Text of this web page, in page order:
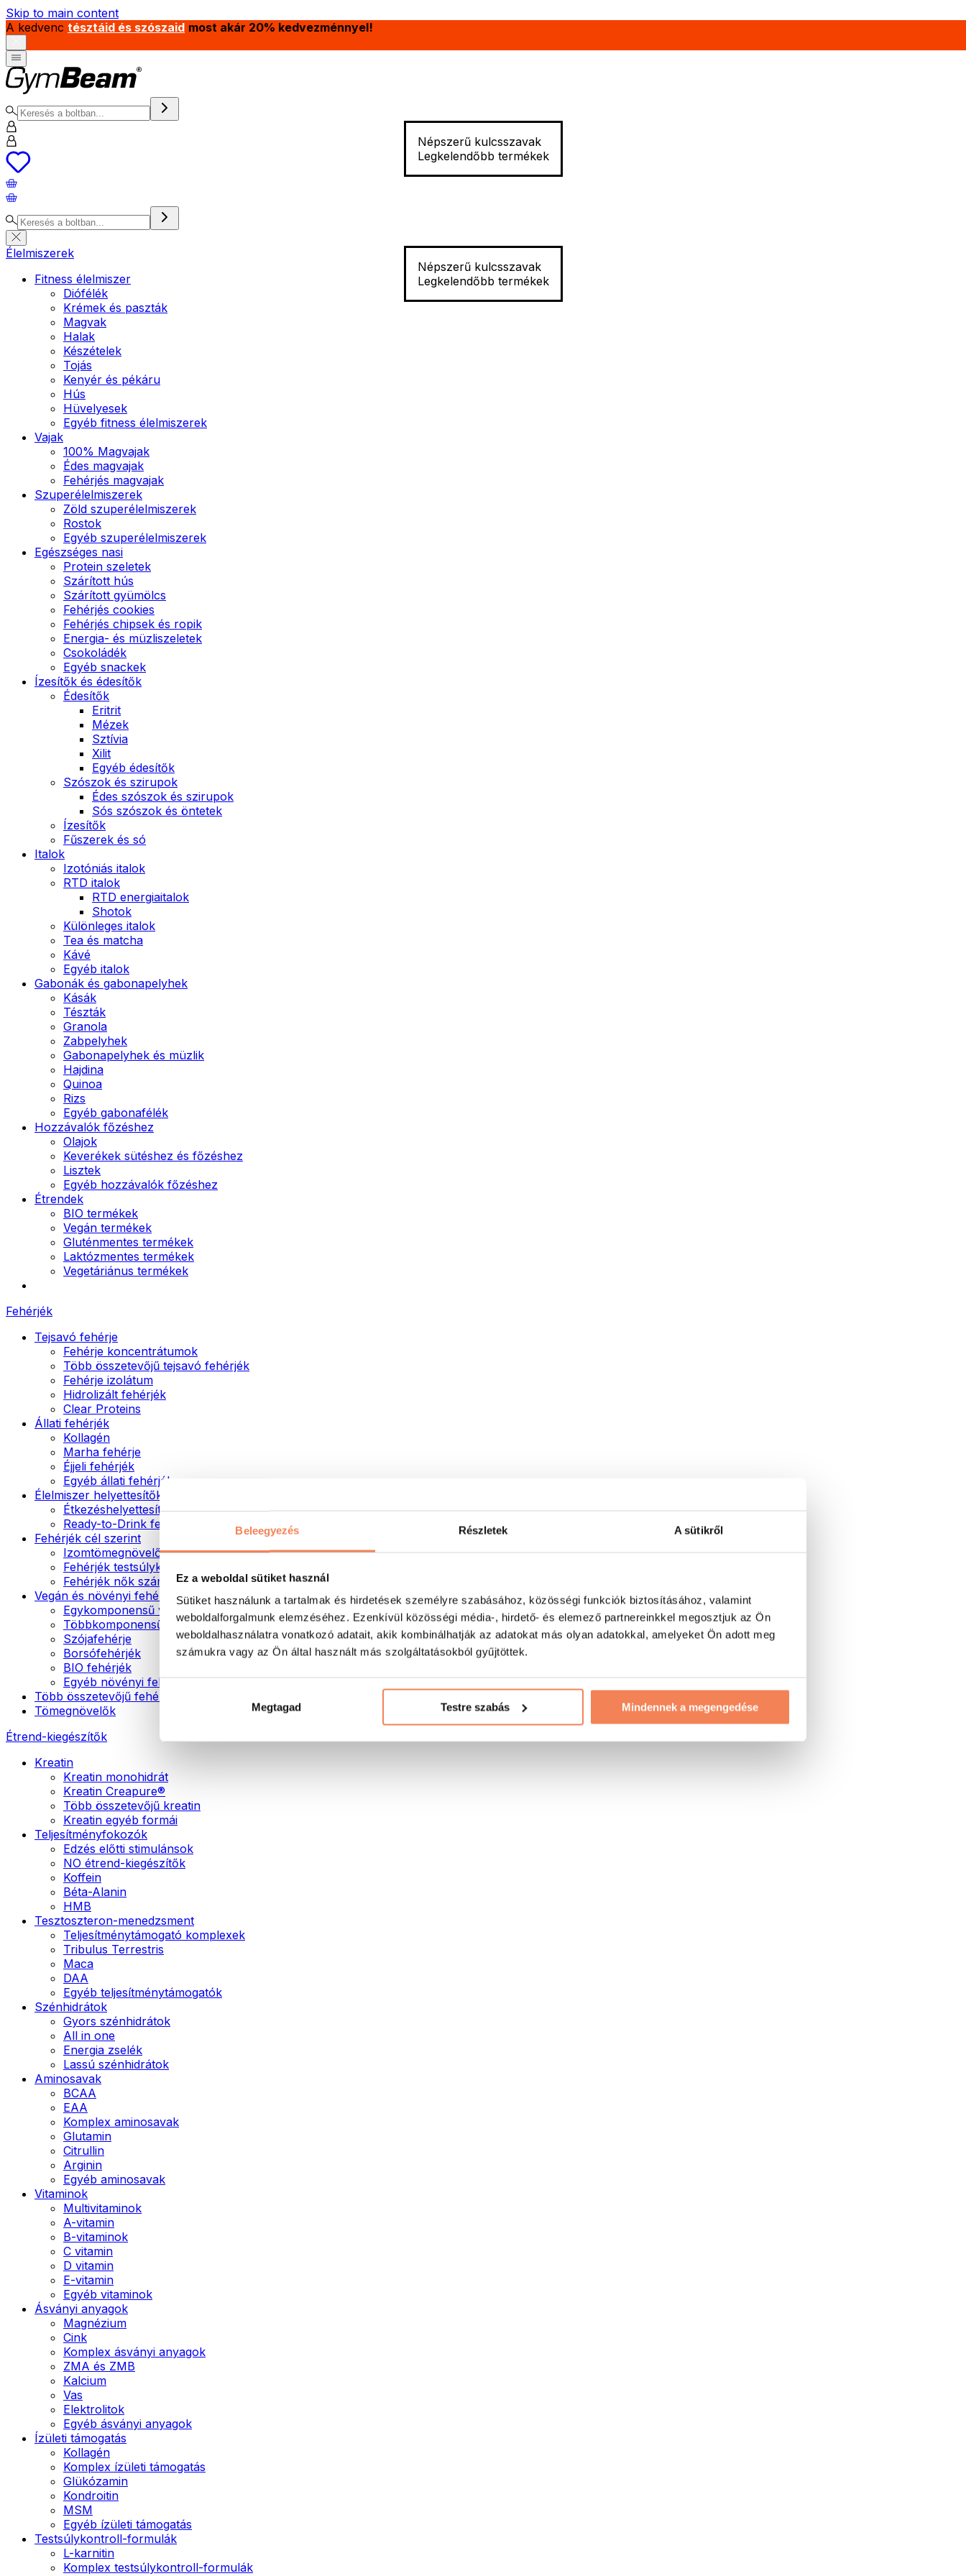
Beleegyezés Részletek A sütikről
Ez a weboldal sütiket használ
Sütiket használunk a tartalmak és hirdetések személyre szabásához, közösségi funkciók biztosításához, valamint
weboldalforgalmunk elemzéséhez. Ezenkívül közösségi média-, hirdető- és elemező partnereinkkel megosztjuk az Ön
weboldalhasználatra vonatkozó adatait, akik kombinálhatják az adatokat más olyan adatokkal, amelyeket Ön adott meg
számukra vagy az Ön által használt más szolgáltatásokból gyűjtöttek.
Megtagad Testre szabás Mindennek a megengedése
Skip to main content
A kedvenc tésztáid és szószaid most akár 20% kedvezménnyel!
Népszerű kulcsszavak
Legkelendőbb termékek
Népszerű kulcsszavak
Legkelendőbb termékek
Élelmiszerek
Fitness élelmiszer
Diófélék
Krémek és paszták
Magvak
Halak
Készételek
Tojás
Kenyér és pékáru
Hús
Hüvelyesek
Egyéb fitness élelmiszerek
Vajak
100% Magvajak
Édes magvajak
Fehérjés magvajak
Szuperélelmiszerek
Zöld szuperélelmiszerek
Rostok
Egyéb szuperélelmiszerek
Egészséges nasi
Protein szeletek
Szárított hús
Szárított gyümölcs
Fehérjés cookies
Fehérjés chipsek és ropik
Energia- és müzliszeletek
Csokoládék
Egyéb snackek
Ízesítők és édesítők
Édesítők
Eritrit
Mézek
Sztívia
Xilit
Egyéb édesítők
Szószok és szirupok
Édes szószok és szirupok
Sós szószok és öntetek
Ízesítők
Fűszerek és só
Italok
Izotóniás italok
RTD italok
RTD energiaitalok
Shotok
Különleges italok
Tea és matcha
Kávé
Egyéb italok
Gabonák és gabonapelyhek
Kásák
Tészták
Granola
Zabpelyhek
Gabonapelyhek és müzlik
Hajdina
Quinoa
Rizs
Egyéb gabonafélék
Hozzávalók főzéshez
Olajok
Keverékek sütéshez és főzéshez
Lisztek
Egyéb hozzávalók főzéshez
Étrendek
BIO termékek
Vegán termékek
Gluténmentes termékek
Laktózmentes termékek
Vegetáriánus termékek
Fehérjék
Tejsavó fehérje
Fehérje koncentrátumok
Több összetevőjű tejsavó fehérjék
Fehérje izolátum
Hidrolizált fehérjék
Clear Proteins
Állati fehérjék
Kollagén
Marha fehérje
Éjjeli fehérjék
Egyéb állati fehérjék
Élelmiszer helyettesítők
Étkezéshelyettesítő porok
Ready-to-Drink fehérjeitalok
Fehérjék cél szerint
Izomtömegnövelők
Fehérjék testsúlykontroll támogatásához
Fehérjék nők számára
Vegán és növényi fehérjék
Egykomponensű vegán fehérjék
Többkomponensű vegán fehérjék
Szójafehérje
Borsófehérjék
BIO fehérjék
Egyéb növényi fehérjék
Több összetevőjű fehérje
Tömegnövelők
Étrend-kiegészítők
Kreatin
Kreatin monohidrát
Kreatin Creapure®
Több összetevőjű kreatin
Kreatin egyéb formái
Teljesítményfokozók
Edzés előtti stimulánsok
NO étrend-kiegészítők
Koffein
Béta-Alanin
HMB
Tesztoszteron-menedzsment
Teljesítménytámogató komplexek
Tribulus Terrestris
Maca
DAA
Egyéb teljesítménytámogatók
Szénhidrátok
Gyors szénhidrátok
All in one
Energia zselék
Lassú szénhidrátok
Aminosavak
BCAA
EAA
Komplex aminosavak
Glutamin
Citrullin
Arginin
Egyéb aminosavak
Vitaminok
Multivitaminok
A-vitamin
B-vitaminok
C vitamin
D vitamin
E-vitamin
Egyéb vitaminok
Ásványi anyagok
Magnézium
Cink
Komplex ásványi anyagok
ZMA és ZMB
Kalcium
Vas
Elektrolitok
Egyéb ásványi anyagok
Ízületi támogatás
Kollagén
Komplex ízületi támogatás
Glükózamin
Kondroitin
MSM
Egyéb ízületi támogatás
Testsúlykontroll-formulák
L-karnitin
Komplex testsúlykontroll-formulák